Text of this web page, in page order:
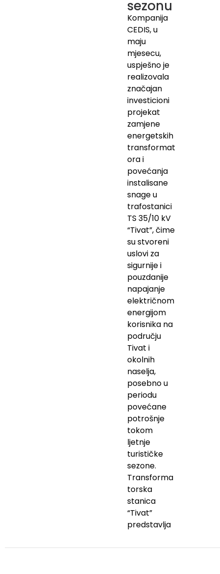
sezonu
Kompanija
CEDIS, u
maju
mjesecu,
uspješno je
realizovala
značajan
investicioni
projekat
zamjene
energetskih
transformat
ora i
povećanja
instalisane
snage u
trafostanici
TS 35/10 kV
“Tivat”, čime
su stvoreni
uslovi za
sigurnije i
pouzdanije
napajanje
električnom
energijom
korisnika na
području
Tivat i
okolnih
naselja,
posebno u
periodu
povećane
potrošnje
tokom
ljetnje
turističke
sezone.
Transforma
torska
stanica
“Tivat”
predstavlja